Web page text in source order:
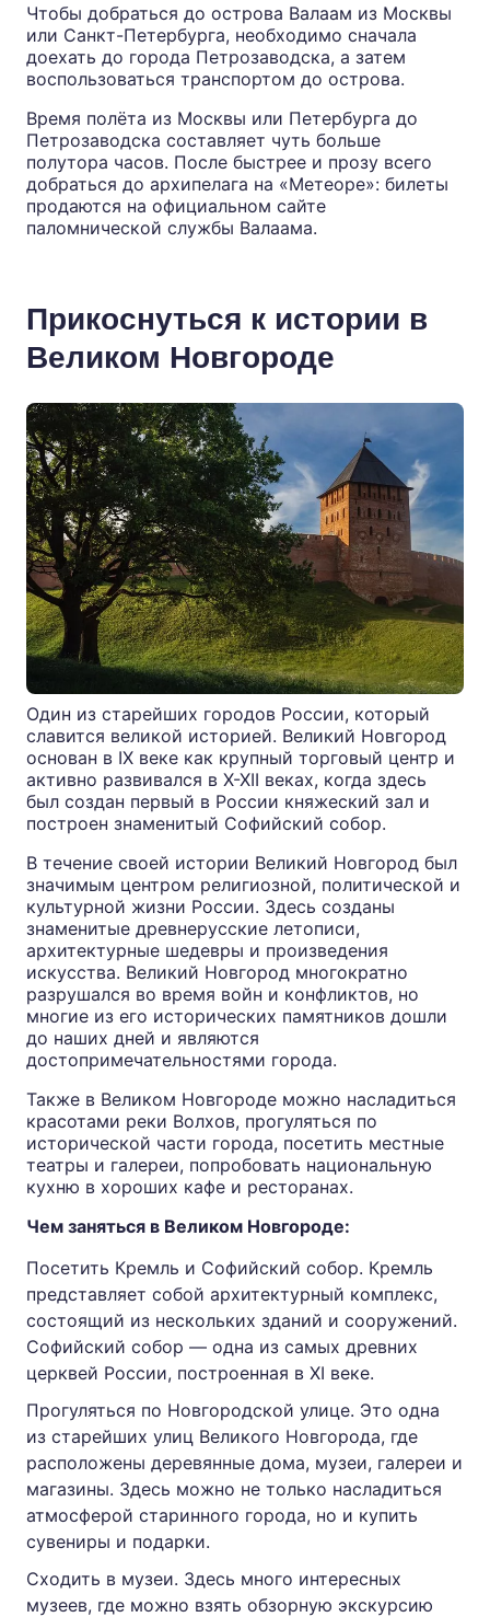
Чтобы добраться до острова Валаам из Москвы
или Санкт-Петербурга, необходимо сначала
доехать до города Петрозаводска, а затем
воспользоваться транспортом до острова.
Время полёта из Москвы или Петербурга до
Петрозаводска составляет чуть больше
полутора часов. После быстрее и прозу всего
добраться до архипелага на «Метеоре»: билеты
продаются на официальном сайте
паломнической службы Валаама.
Прикоснуться к истории в
Великом Новгороде
Один из старейших городов России, который
славится великой историей. Великий Новгород
основан в IX веке как крупный торговый центр и
активно развивался в X-XII веках, когда здесь
был создан первый в России княжеский зал и
построен знаменитый Софийский собор.
В течение своей истории Великий Новгород был
значимым центром религиозной, политической и
культурной жизни России. Здесь созданы
знаменитые древнерусские летописи,
архитектурные шедевры и произведения
искусства. Великий Новгород многократно
разрушался во время войн и конфликтов, но
многие из его исторических памятников дошли
до наших дней и являются
достопримечательностями города.
Также в Великом Новгороде можно насладиться
красотами реки Волхов, прогуляться по
исторической части города, посетить местные
театры и галереи, попробовать национальную
кухню в хороших кафе и ресторанах.
Чем заняться в Великом Новгороде:
Посетить Кремль и Софийский собор. Кремль
представляет собой архитектурный комплекс,
состоящий из нескольких зданий и сооружений.
Софийский собор — одна из самых древних
церквей России, построенная в XI веке.
Прогуляться по Новгородской улице. Это одна
из старейших улиц Великого Новгорода, где
расположены деревянные дома, музеи, галереи и
магазины. Здесь можно не только насладиться
атмосферой старинного города, но и купить
сувениры и подарки.
Сходить в музеи. Здесь много интересных
музеев, где можно взять обзорную экскурсию